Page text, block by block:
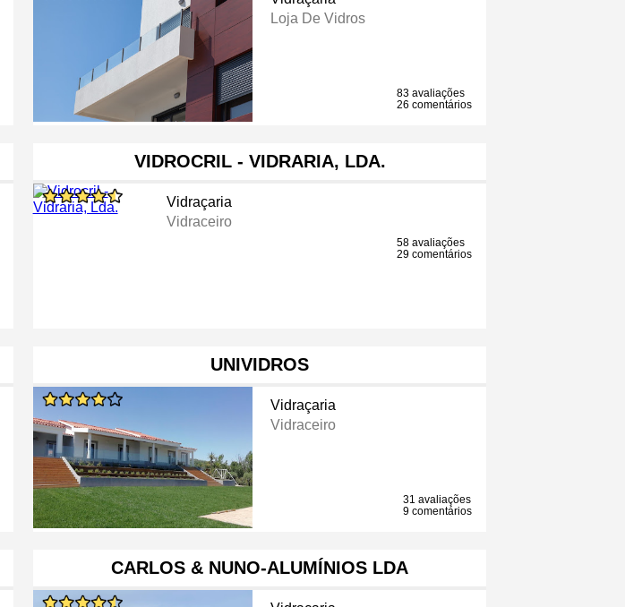
Loja De Vidros
83 avaliações
26 comentários
VIDROCRIL - VIDRARIA, LDA.
Vidraçaria
Vidraceiro
58 avaliações
29 comentários
UNIVIDROS
Vidraçaria
Vidraceiro
31 avaliações
9 comentários
CARLOS & NUNO-ALUMÍNIOS LDA